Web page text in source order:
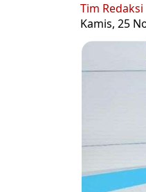
Tim Redaksi
Kamis, 25